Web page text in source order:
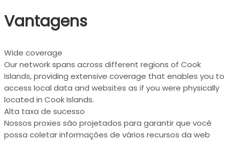
Vantagens
Wide coverage
Our network spans across different regions of Cook
Islands, providing extensive coverage that enables you to
access local data and websites as if you were physically
located in Cook Islands.
Alta taxa de sucesso
Nossos proxies são projetados para garantir que você
possa coletar informações de vários recursos da web